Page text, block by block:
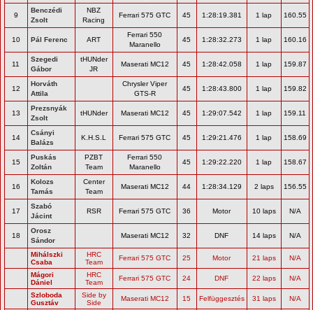
9
Benczédi
Zsolt
NBZ
Racing
Ferrari 575 GTC 45 1:28:19.381 1 lap 160.55
10 Pál Ferenc ART
Ferrari 550
Maranello
45 1:28:32.273 1 lap 160.16
11
Szegedi
Gábor
tHUNder
JR
Maserati MC12 45 1:28:42.058 1 lap 159.87
12
Horváth
Attila
Chrysler Viper
GTS-R
45 1:28:43.800 1 lap 159.82
13
Prezsnyák
Zsolt
tHUNder Maserati MC12 45 1:29:07.542 1 lap 159.11
14
Csányi
Balázs
K.H.S.L Ferrari 575 GTC 45 1:29:21.476 1 lap 158.69
15
Puskás
Zoltán
PZBT
Team
Ferrari 550
Maranello
45 1:29:22.220 1 lap 158.67
16
Kolozs
Tamás
Center
Team
Maserati MC12 44 1:28:34.129 2 laps 156.55
17
Szabó
Jácint
RSR Ferrari 575 GTC 36 Motor 10 laps N/A
18
Orosz
Sándor
Maserati MC12 32 DNF 14 laps N/A
Mihálszki
Csaba
HRC
Team
Ferrari 575 GTC 25 Motor 21 laps N/A
Mágori
Dániel
HRC
Team
Ferrari 575 GTC 24 DNF 22 laps N/A
Szloboda
Gusztáv
Side by
Side
Maserati MC12 15 Felfüggesztés 31 laps N/A